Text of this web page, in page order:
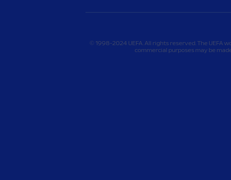
© 1998-2024 UEFA. All rights reserved. The UEFA
commercial purposes may be